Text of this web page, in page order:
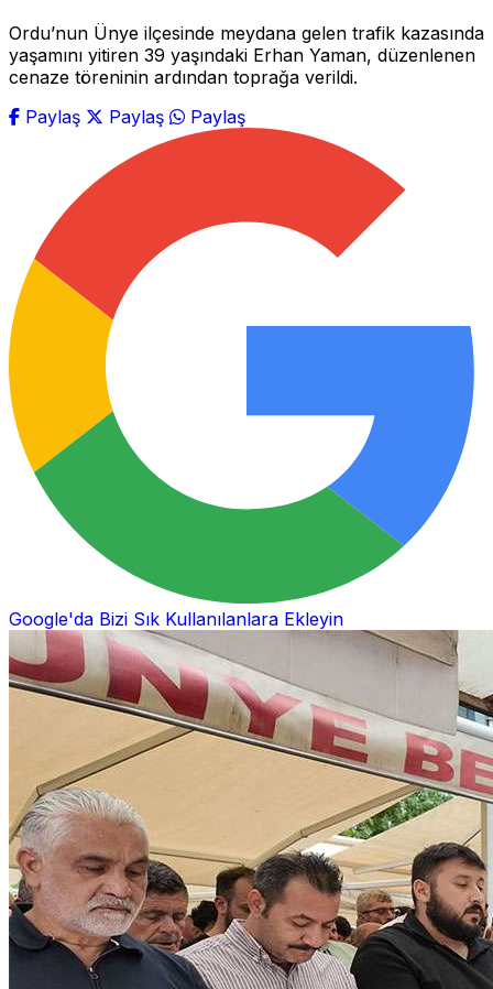
Ordu’nun Ünye ilçesinde meydana gelen trafik kazasında
yaşamını yitiren 39 yaşındaki Erhan Yaman, düzenlenen
cenaze töreninin ardından toprağa verildi.
Paylaş
Paylaş Paylaş
Google'da Bizi Sık Kullanılanlara Ekleyin